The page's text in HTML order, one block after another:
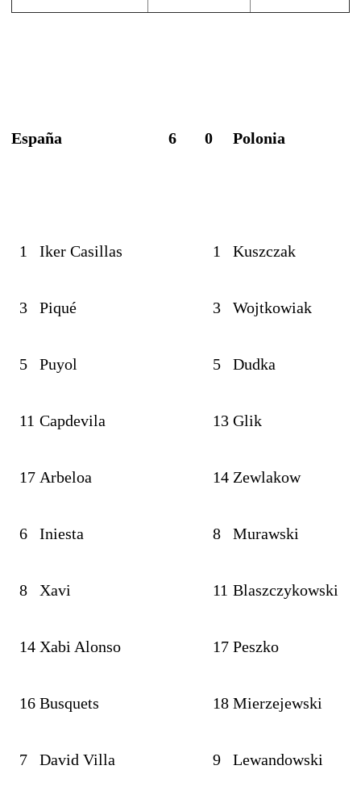
España 6 0 Polonia
1 Iker Casillas
3 Piqué
5 Puyol
11 Capdevila
17 Arbeloa
6 Iniesta
8 Xavi
14 Xabi Alonso
16 Busquets
7 David Villa
1 Kuszczak
3 Wojtkowiak
5 Dudka
13 Glik
14 Zewlakow
8 Murawski
11 Blaszczykowski
17 Peszko
18 Mierzejewski
9 Lewandowski